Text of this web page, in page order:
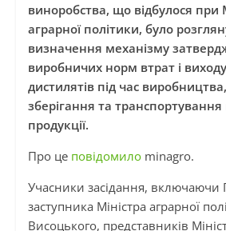
виноробства, що відбулося при
аграрної політики, було
визначення механізму
виробничих норм втрат і
дистилятів під час
зберігання та
продукції.
Про це повідомилоminagro.
Учасники засідання, включаючи
заступника Міністра аграрної
Висоцького, представників